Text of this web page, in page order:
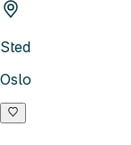
Sted
Oslo